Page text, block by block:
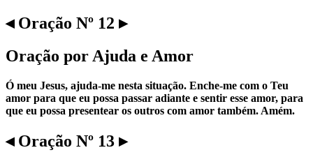
◂ Oração Nº 12 ▸
Oração por Ajuda e Amor
Ó meu Jesus, ajuda-me nesta situação. Enche-me com o Teu
amor para que eu possa passar adiante e sentir esse amor, para
que eu possa presentear os outros com amor também. Amém.
◂ Oração Nº 13 ▸